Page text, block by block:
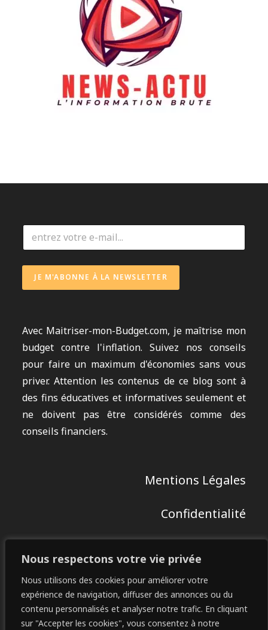
Nous respectons votre vie privée
Nous utilisons des cookies pour améliorer votre
expérience de navigation, diffuser des annonces ou du
contenu personnalisés et analyser notre trafic. En cliquant
sur "Accepter les cookies", vous consentez à notre
E
m
a
i
*
JE M'ABONNE À LA NEWSLETTER
Avec Maitriser-mon-Budget.com, je maîtrise mon
budget contre l'inflation. Suivez nos conseils
pour faire un maximum d'économies sans vous
priver. Attention les contenus de ce blog sont à
des fins éducatives et informatives seulement et
ne doivent pas être considérés comme des
conseils financiers.
Mentions Légales
Confidentialité
Restez Connectés :